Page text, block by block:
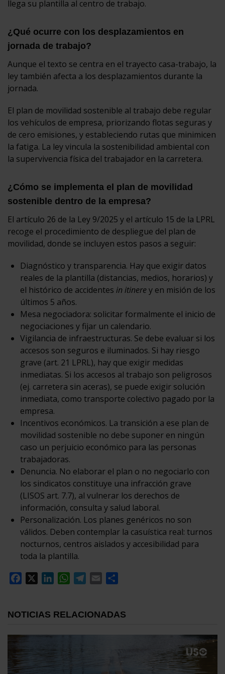
llega su plantilla al centro de trabajo.
¿Qué ocurre con los desplazamientos en
jornada de trabajo?
Aunque el texto se centra en el trayecto casa-trabajo, la
ley también afecta a los desplazamientos durante la
jornada.
El plan de movilidad sostenible al trabajo debe regular
los vehículos de empresa, priorizando flotas seguras y
de cero emisiones, y estableciendo rutas que minimicen
la fatiga. La ley vincula la sostenibilidad ambiental con
la supervivencia física del trabajador en la carretera.
¿Cómo se implementa el plan de movilidad
sostenible dentro de la empresa?
El artículo 26 de la Ley 9/2025 y el artículo 15 de la LPRL
recoge el procedimiento de despliegue del plan de
movilidad, donde se incluyen estos pasos a seguir:
Diagnóstico y transparencia. Hay que exigir datos
reales de la plantilla (distancias, medios, horarios) y
el histórico de accidentes in itinerey en misión de los
últimos 5 años.
Mesa negociadora: solicitar formalmente el inicio de
negociaciones y fijar un calendario.
Vigilancia de infraestructuras. Se debe evaluar si los
accesos son seguros e iluminados. Si hay riesgo
grave (art. 21 LPRL), hay que exigir medidas
inmediatas. Si los accesos al trabajo son peligrosos
(ej. carretera sin aceras), se puede exigir solución
inmediata, como transporte colectivo pagado por la
empresa.
Incentivos económicos. La transición a ese plan de
movilidad sostenible no debe suponer en ningún
caso un perjuicio económico para las personas
trabajadoras.
Denuncia. No elaborar el plan o no negociarlo con
los sindicatos constituye una infracción grave
(LISOS art. 7.7), al vulnerar los derechos de
información, consulta y salud laboral.
Personalización. Los planes genéricos no son
válidos. Deben contemplar la casuística real: turnos
nocturnos, centros aislados y accesibilidad para
toda la plantilla.
Facebook
LinkedInWhatsApp
Telegram
Email
NOTICIAS RELACIONADAS